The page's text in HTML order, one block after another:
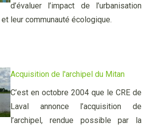
d’évaluer l’impact de l’urbanisation
leur communauté écologique.
Acquisition de l'archipel du Mitan
C’est en octobre 2004 que le CRE de
Laval annonce l’acquisition de
l’archipel, rendue possible par la